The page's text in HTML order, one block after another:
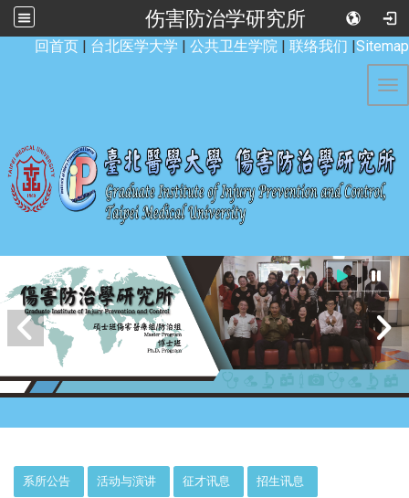
伤害防治学研究所
回首页 | 台北医学大学 | 公共卫生学院 | 联络我们 |Sitemap
系所公告 活动与演讲 征才讯息 招生讯息